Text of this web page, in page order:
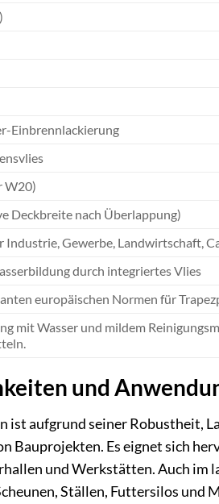
Einbrennlackierung
W20)
Deckbreite nach Überlappung)
Industrie, Gewerbe, Landwirtschaft,
durch integriertes Vlies
europäischen Normen für
mit Wasser und mildem
und
ist aufgrund seiner Robustheit,
Bauprojekten. Es eignet sich
und Werkstätten. Auch im
Ställen, Futtersilos und